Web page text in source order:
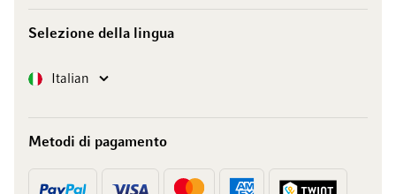
Selezione della lingua
Lingua Italian
Metodi di pagamento